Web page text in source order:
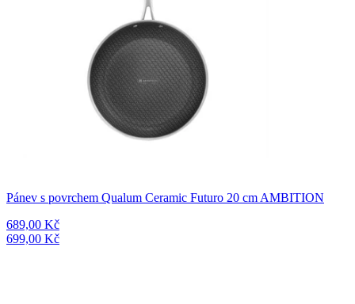
Pánev s povrchem Qualum Ceramic Futuro 20 cm AMBITION
689,00 Kč
699,00 Kč